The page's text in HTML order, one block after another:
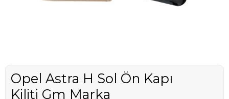
Opel Astra H Sol Ön Kapı
Kiliti Gm Marka